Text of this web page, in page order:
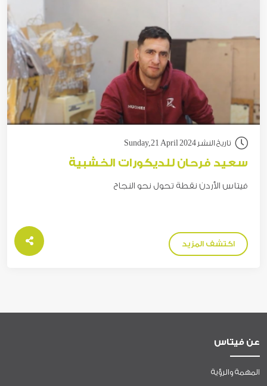
تاريخ النشر Sunday,21 April 2024
سعيد فرحان للديكورات الخشبية
فيتاس الأردن نقطة تحول نحو النجاح
اكتشف المزيد
عن فيتاس
المهمة والرؤية